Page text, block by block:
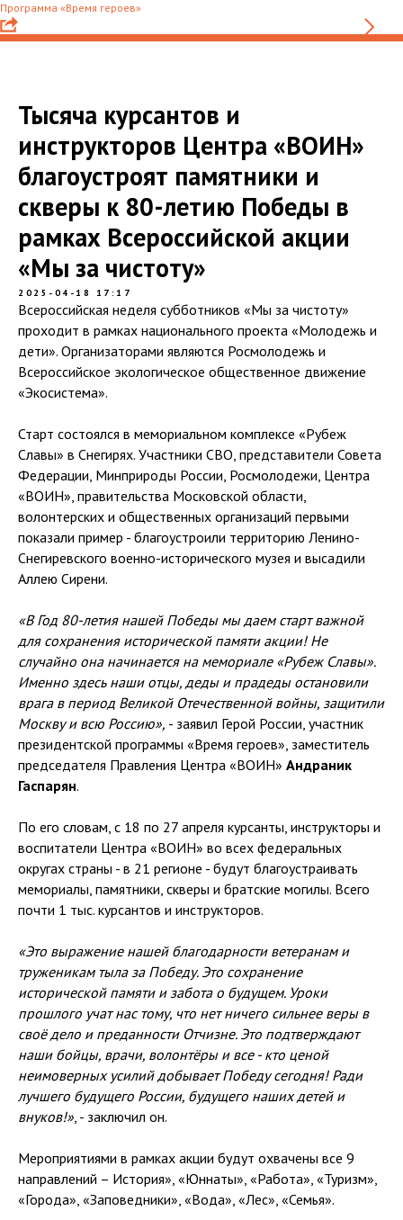
Программа «Время героев»
Тысяча курсантов и
инструкторов Центра «ВОИН»
благоустроят памятники и
скверы к 80-летию Победы в
рамках Всероссийской акции
«Мы за чистоту»
2025-04-18 17:17
Всероссийская неделя субботников «Мы за чистоту»
проходит в рамках национального проекта «Молодежь и
дети». Организаторами являются Росмолодежь и
Всероссийское экологическое общественное движение
«Экосистема».
Старт состоялся в мемориальном комплексе «Рубеж
Славы» в Снегирях. Участники СВО, представители Совета
Федерации, Минприроды России, Росмолодежи, Центра
«ВОИН», правительства Московской области,
волонтерских и общественных организаций первыми
показали пример - благоустроили территорию Ленино-
Снегиревского военно-исторического музея и высадили
Аллею Сирени.
«В Год 80-летия нашей Победы мы даем старт важной
для сохранения исторической памяти акции! Не
случайно она начинается на мемориале «Рубеж Славы».
Именно здесь наши отцы, деды и прадеды остановили
врага в период Великой Отечественной войны, защитили
Москву и всю Россию», - заявил Герой России, участник
президентской программы «Время героев», заместитель
председателя Правления Центра «ВОИН» Андраник
Гаспарян.
По его словам, с 18 по 27 апреля курсанты, инструкторы и
воспитатели Центра «ВОИН» во всех федеральных
округах страны - в 21 регионе - будут благоустраивать
мемориалы, памятники, скверы и братские могилы. Всего
почти 1 тыс. курсантов и инструкторов.
«Это выражение нашей благодарности ветеранам и
труженикам тыла за Победу. Это сохранение
исторической памяти и забота о будущем. Уроки
прошлого учат нас тому, что нет ничего сильнее веры в
своё дело и преданности Отчизне. Это подтверждают
наши бойцы, врачи, волонтёры и все - кто ценой
неимоверных усилий добывает Победу сегодня! Ради
лучшего будущего России, будущего наших детей и
внуков!», - заключил он.
Мероприятиями в рамках акции будут охвачены все 9
направлений – История», «Юннаты», «Работа», «Туризм»,
«Города», «Заповедники», «Вода», «Лес», «Семья».